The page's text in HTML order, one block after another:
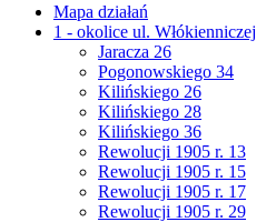
Mapa działań
1 - okolice ul. Włókienniczej
Jaracza 26
Pogonowskiego 34
Kilińskiego 26
Kilińskiego 28
Kilińskiego 36
Rewolucji 1905 r. 13
Rewolucji 1905 r. 15
Rewolucji 1905 r. 17
Rewolucji 1905 r. 29